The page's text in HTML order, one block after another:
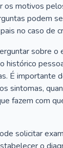
os motivos
podem
no caso de
sobre o
histórico
É importante
sintomas,
fazem com
solicitar